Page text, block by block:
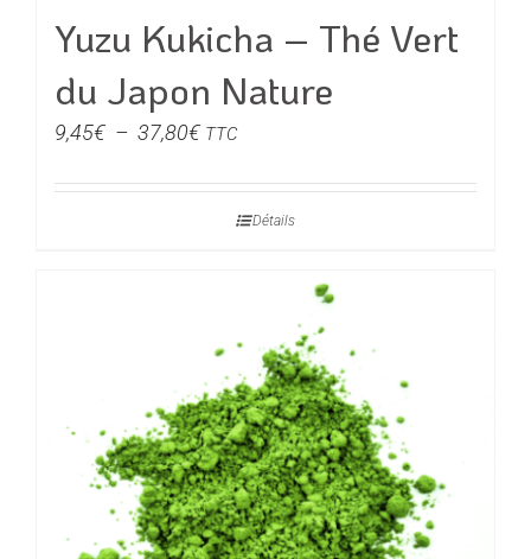
du
produit
Yuzu Kukicha – Thé Vert
du Japon Nature
9,45€ – 37,80€Plage
prix :
9,45€
TTC
Détails